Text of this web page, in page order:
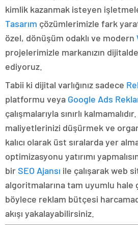
kimlik kazanmak isteyen
Tasarım çözümlerimizle fark
özel, dönüşüm odaklı ve modern
projelerimizle markanızın
ediyoruz.
Tabii ki dijital varlığınız sadece
platformu veya Google Ads
çalışmalarıyla sınırlı
maliyetlerinizi düşürmek ve
kalıcı olarak üst sıralarda yer
optimizasyonu yatırımı
birSEO Ajansı ile çalışarak web
algoritmalarına tam uyumlu hale
böylece reklam bütçesi
akışı yakalayabilirsiniz.